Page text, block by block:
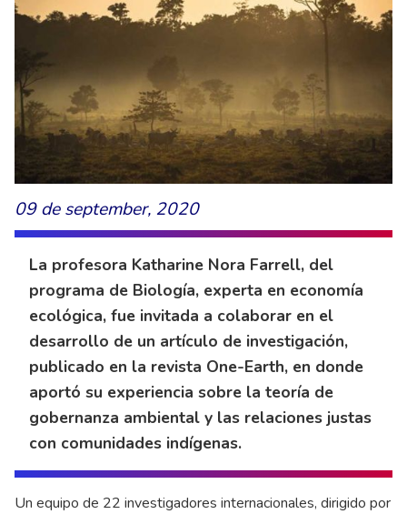
09 de september, 2020
La profesora Katharine Nora Farrell, del
programa de Biología, experta en economía
ecológica, fue invitada a colaborar en el
desarrollo de un artículo de investigación,
publicado en la revista One-Earth, en donde
aportó su experiencia sobre la teoría de
gobernanza ambiental y las relaciones justas
con comunidades indígenas.
Un equipo de 22 investigadores internacionales, dirigido por